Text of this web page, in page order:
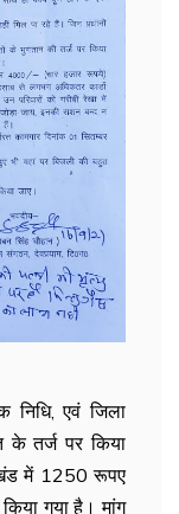
निधि, एवं जिला
के तर्ज पर किया
में 1250 रूपए
गया है। मांग